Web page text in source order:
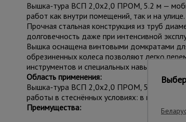
Вышка-тура ВСП 2,0x2,0 ПРОМ, 5.2 м —
работ как внутри помещений, так и на
Прочная стальная конструкция из труб
долговечность даже при интенсивной
Вышка оснащена винтовыми домкратами
обрезиненных колеса позволяют легко
инструментов и специальных навыков.
Область применения:
Вышка-тура ВСП 2,0x2,0 ПРОМ, 5.2 м
работы в стеснённых условиях: в
Преимущества: